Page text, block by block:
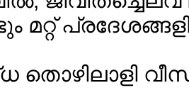
മറ്റ്
തൊഴിലാളി